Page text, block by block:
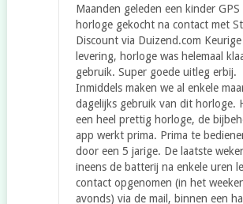
Maanden geleden een kinder GPS
horloge gekocht na contact met
Discount via Duizend.com Keurige
levering, horloge was helemaal
gebruik. Super goede uitleg erbij.
Inmiddels maken we al enkele
dagelijks gebruik van dit horloge.
een heel prettig horloge, de
app werkt prima. Prima te
door een 5 jarige. De laatste
ineens de batterij na enkele uren
contact opgenomen (in het
avonds) via de mail, binnen een